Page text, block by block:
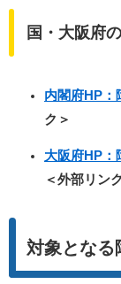
国・大阪府
内閣府HP：
ク＞
大阪府HP：
＜外部リン
対象となる